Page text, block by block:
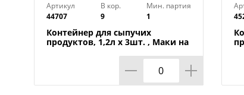
Артикул
44707
В кор.
9
Мин. партия
1
Контейнер для сыпучих
продуктов, 1,2л х 3шт. , Маки на